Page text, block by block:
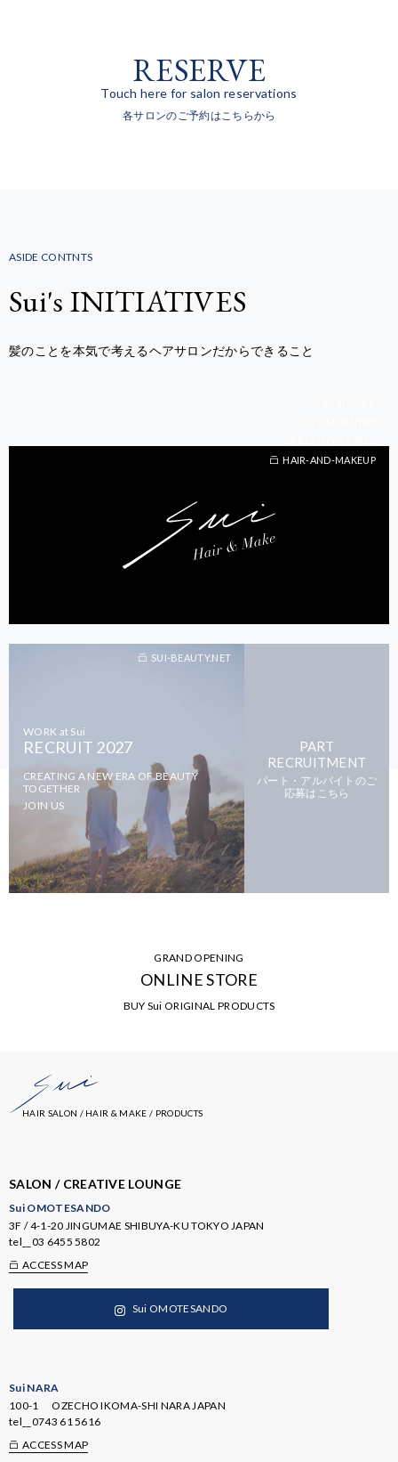
RESERVE
Touch here for salon reservations
各サロンのご予約はこちらから
ASIDE CONTNTS
Sui's INITIATIVES
髪のことを本気で考えるヘアサロンだからできること
HAIR-AND-MAKEUP
WORK at Sui
RECRUIT 2027
CREATING A NEW ERA OF BEAUTY
TOGETHER
JOIN US
SUI-BEAUTY.NET
PART
RECRUITMENT
パート・アルバイトのご
応募はこちら
GRAND OPENING
ONLINE STORE
BUY Sui ORIGINAL PRODUCTS
HAIR SALON / HAIR & MAKE / PRODUCTS
SALON / CREATIVE LOUNGE
Sui OMOTESANDO
3F / 4-1-20 JINGUMAE SHIBUYA-KU TOKYO JAPAN
tel__ 03 6455 5802
ACCESS MAP
Sui OMOTESANDO
Sui NARA
100-1 OZECHO IKOMA-SHI NARA JAPAN
tel__ 0743 61 5616
ACCESS MAP